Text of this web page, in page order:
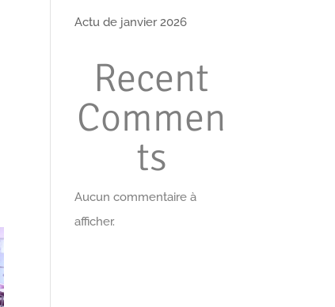
Actu de janvier 2026
Recent
Commen
ts
Aucun commentaire à
afficher.